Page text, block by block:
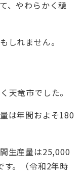
、やわらかく穏
しれません。
天竜市でした。
は年間およそ180
生産量は25,000
す。（令和2年時